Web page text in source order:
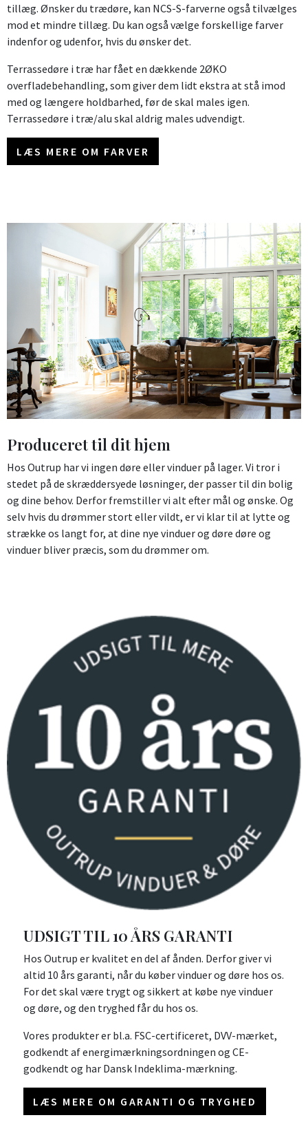
tillæg. Ønsker du trædøre, kan NCS-S-farverne også tilvælges
mod et mindre tillæg. Du kan også vælge forskellige farver
indenfor og udenfor, hvis du ønsker det.
Terrassedøre i træ har fået en dækkende 2ØKO
overfladebehandling, som giver dem lidt ekstra at stå imod
med og længere holdbarhed, før de skal males igen.
Terrassedøre i træ/alu skal aldrig males udvendigt.
LÆS MERE OM FARVER
Produceret til dit hjem
Hos Outrup har vi ingen døre eller vinduer på lager. Vi tror i
stedet på de skræddersyede løsninger, der passer til din bolig
og dine behov. Derfor fremstiller vi alt efter mål og ønske. Og
selv hvis du drømmer stort eller vildt, er vi klar til at lytte og
strække os langt for, at dine nye vinduer og døre døre og
vinduer bliver præcis, som du drømmer om.
UDSIGT TIL 10 ÅRS GARANTI
Hos Outrup er kvalitet en del af ånden. Derfor giver vi
altid 10 års garanti, når du køber vinduer og døre hos os.
For det skal være trygt og sikkert at købe nye vinduer
og døre, og den tryghed får du hos os.
Vores produkter er bl.a. FSC-certificeret, DVV-mærket,
godkendt af energimærkningsordningen og CE-
godkendt og har Dansk Indeklima-mærkning.
LÆS MERE OM GARANTI OG TRYGHED